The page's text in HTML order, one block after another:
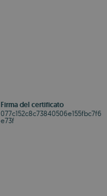
Firma del certificato
077c152c8c73840506e155fbc7f6
e73f